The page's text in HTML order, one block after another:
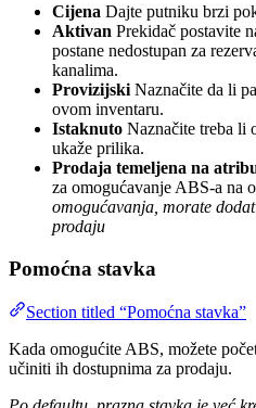
Cijena Dajte putniku brzi
Aktivan Prekidač postavite
postane nedostupan za
kanalima.
Provizijski Naznačite da li
ovom inventaru.
Istaknuto Naznačite treba li
ukaže prilika.
Prodaja temeljena na
za omogućavanje ABS-a na
omogućavanja, morate
prodaju
Pomoćna stavka
Section titled “Pomoćna stavka”
Kada omogućite ABS, možete
učiniti ih dostupnima za prodaju.